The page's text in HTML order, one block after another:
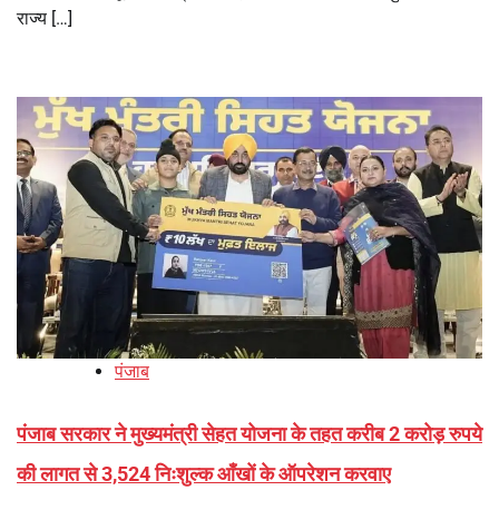
राज्य […]
पंजाब
पंजाब सरकार ने मुख्यमंत्री सेहत योजना के तहत करीब 2 करोड़ रुपये
की लागत से 3,524 निःशुल्क आँखों के ऑपरेशन करवाए